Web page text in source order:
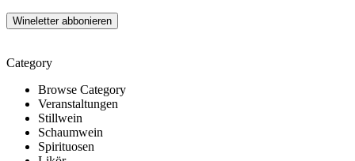
Category
Browse Category
Veranstaltungen
Stillwein
Schaumwein
Spirituosen